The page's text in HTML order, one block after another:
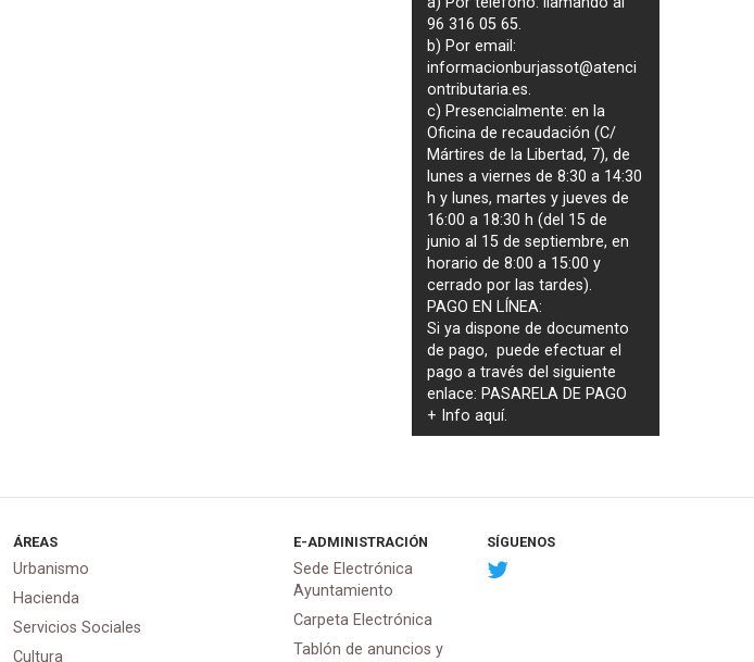
96 316 05 65.
b) Por email:
informacionburjassot@atenci
ontributaria.es.
c) Presencialmente: en la
Oficina de recaudación (C/
Mártires de la Libertad, 7), de
lunes a viernes de 8:30 a 14:30
h y lunes, martes y jueves de
16:00 a 18:30 h (del 15 de
junio al 15 de septiembre, en
horario de 8:00 a 15:00 y
cerrado por las tardes).
PAGO EN LÍNEA:
Si ya dispone de documento
de pago, puede efectuar el
pago a través del siguiente
enlace: PASARELA DE PAGO
+ Infoaquí.
ÁREAS
Urbanismo
Hacienda
Servicios Sociales
Cultura
E-ADMINISTRACIÓN
Sede Electrónica
Ayuntamiento
Carpeta Electrónica
Tablón de anuncios y
SÍGUENOS